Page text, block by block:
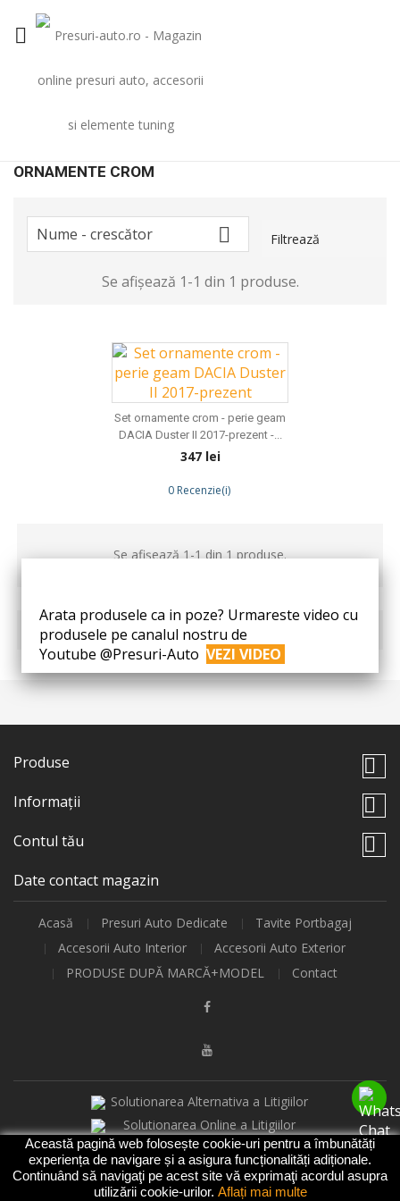

ORNAMENTE CROM
Nume - crescător  Filtrează
Se afișează 1-1 din 1 produse.
Set ornamente crom - perie geam
DACIA Duster II 2017-prezent -...
Preț
347 lei
0 Recenzie(i)
Se afișează 1-1 din 1 produse.
Mergi sus 
Produse 
Informații 
Contul tău 
Date contact magazin
Această pagină web folosește cookie-uri pentru a îmbunătăți
experiența de navigare și a asigura funcționalități adiționale.
Continuând să navigaţi pe acest site vă exprimaţi acordul asupra
utilizării cookie-urilor. Aflați mai multe
Acasă Presuri Auto Dedicate
Tavite Portbagaj
Accesorii Auto Interior
Accesorii Auto Exterior
PRODUSE DUPĂ MARCĂ+MODEL
Contact
2021-2026 -Presuri Auto- Toate Drepturile
Rezervate |Covorase Auto Premium| Tavite Portbagaj
Arata produsele ca in poze? Urmareste video cu
produsele pe canalul nostru de
Youtube @Presuri-Auto VEZI VIDEO